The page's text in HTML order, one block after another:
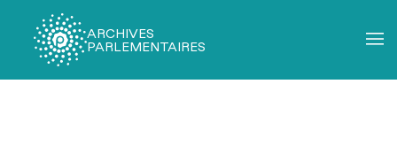
ARCHIVES
PARLEMENTAIRES